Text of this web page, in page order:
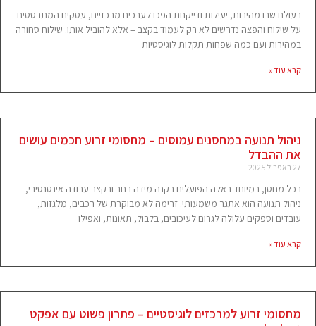
בעולם שבו מהירות, יעילות ודייקנות הפכו לערכים מרכזיים, עסקים המתבססים
על שילוח והפצה נדרשים לא רק לעמוד בקצב – אלא להוביל אותו. שילוח סחורה
במהירות ועם כמה שפחות תקלות לוגיסטיות
קרא עוד »
ניהול תנועה במחסנים עמוסים – מחסומי זרוע חכמים עושים
את ההבדל
27 באפריל 2025
בכל מחסן, במיוחד באלה הפועלים בקנה מידה רחב ובקצב עבודה אינטנסיבי,
ניהול תנועה הוא אתגר משמעותי. זרימה לא מבוקרת של רכבים, מלגזות,
עובדים וספקים עלולה לגרום לעיכובים, בלבול, תאונות, ואפילו
קרא עוד »
מחסומי זרוע למרכזים לוגיסטיים – פתרון פשוט עם אפקט